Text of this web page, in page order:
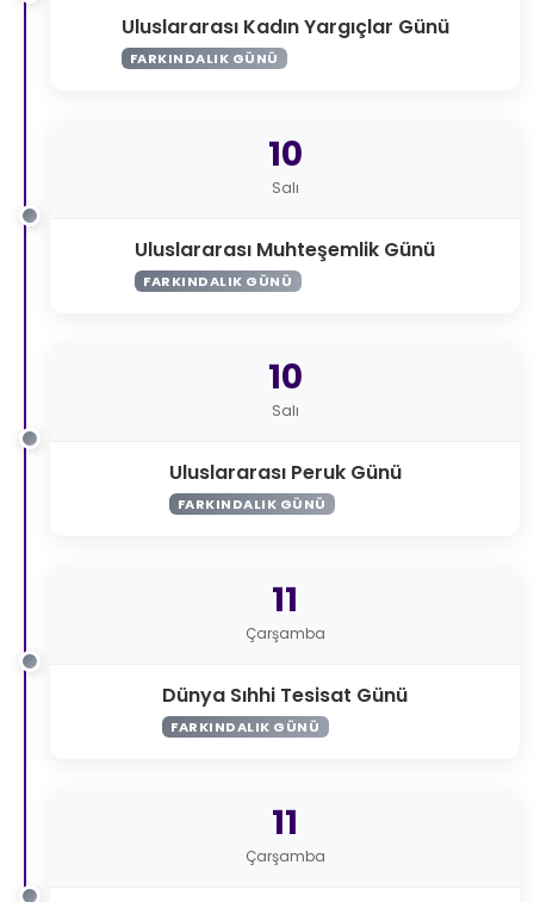
Uluslararası Kadın Yargıçlar Günü
FARKINDALIK GÜNÜ
10
Salı
Uluslararası Muhteşemlik Günü
FARKINDALIK GÜNÜ
10
Salı
Uluslararası Peruk Günü
FARKINDALIK GÜNÜ
11
Çarşamba
Dünya Sıhhi Tesisat Günü
FARKINDALIK GÜNÜ
11
Çarşamba